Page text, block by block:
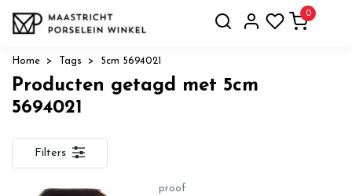
0
Home Tags 5cm 5694021
Producten getagd met 5cm
5694021
Filters
proof